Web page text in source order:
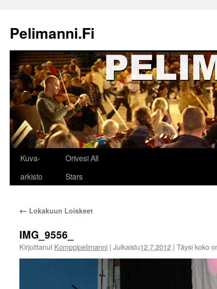
Pelimanni.Fi
Kuva-
arkisto
Orivesi All
Stars
← Lokakuun Loiskeet
IMG_9556_
Kirjoittanut Komppipelimanni | Julkaistu12.7.2012 | Täysi koko